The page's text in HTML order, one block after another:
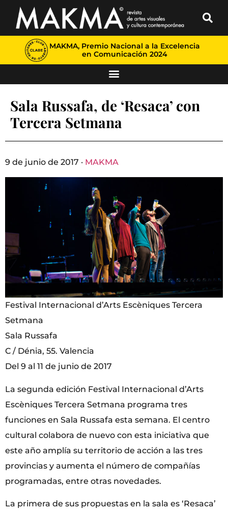
MAKMA, Premio Nacional a la Excelencia
en Comunicación 2024
Sala Russafa, de ‘Resaca’ con
Tercera Setmana
9 de junio de 2017 · MAKMA
Festival Internacional d’Arts Escèniques Tercera
Setmana
Sala Russafa
C / Dénia, 55. Valencia
Del 9 al 11 de junio de 2017
La segunda edición Festival Internacional d’Arts
Escèniques Tercera Setmana programa tres
funciones en Sala Russafa esta semana. El centro
cultural colabora de nuevo con esta iniciativa que
este año amplía su territorio de acción a las tres
provincias y aumenta el número de compañías
programadas, entre otras novedades.
La primera de sus propuestas en la sala es ‘Resaca’